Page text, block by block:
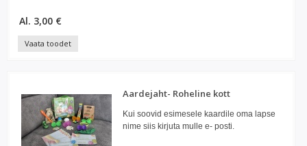
Al. 3,00 €
Vaata toodet
Aardejaht- Roheline kott
Kui soovid esimesele kaardile oma lapse
nime siis kirjuta mulle e- posti.